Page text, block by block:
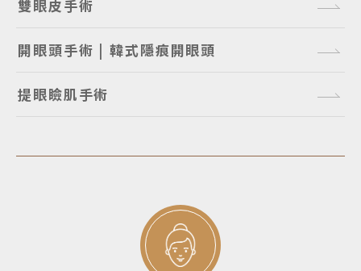
雙眼皮手術
開眼頭手術 | 韓式隱痕開眼頭
提眼瞼肌手術